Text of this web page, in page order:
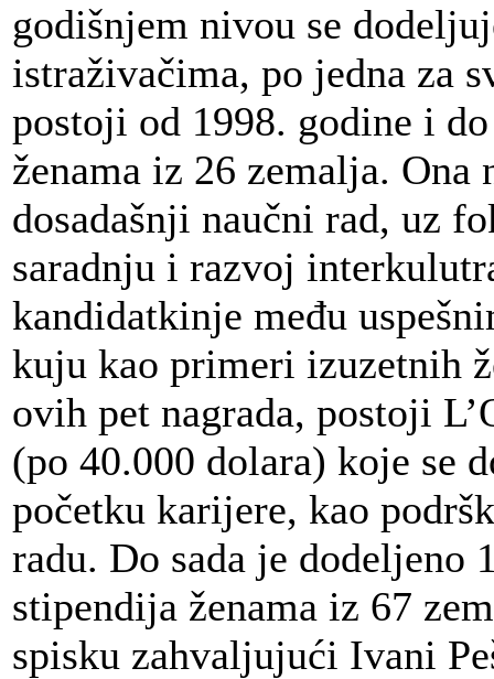
godišnjem nivou se
istraživačima, po jedna za
postoji od 1998. godine i
ženama iz 26 zemalja. Ona
dosadašnji naučni rad, uz
saradnju i razvoj
kandidatkinje među
kuju kao primeri izuzetnih
ovih pet nagrada, postoji
(po 40.000 dolara) koje se
početku karijere, kao
radu. Do sada je dodeljeno
stipendija ženama iz 67
spisku zahvaljujući Ivani